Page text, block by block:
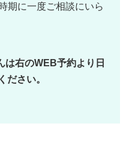
期に一度ご相談にいら
は右のWEB予約より日
ださい。